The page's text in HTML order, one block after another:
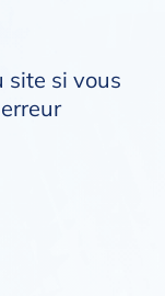
site si vous